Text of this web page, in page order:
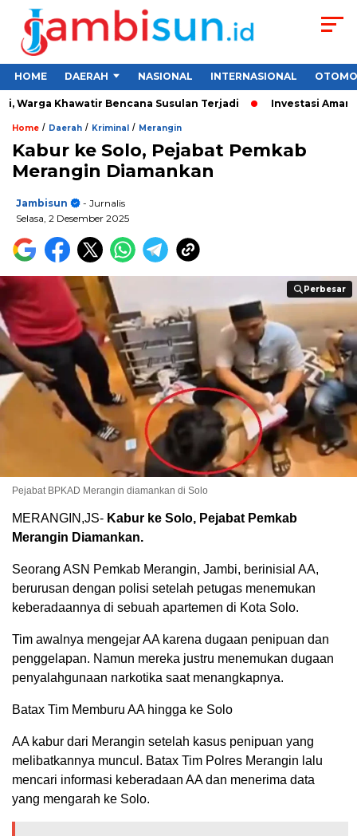
HOME DAERAH NASIONAL INTERNASIONAL
Khawatir Bencana Susulan Terjadi Investasi Aman
Home / Daerah / Kriminal / Merangin
Kabur ke Solo, Pejabat Pemkab
Merangin Diamankan
Jambisun
- Jurnalis
Selasa, 2 Desember 2025
Perbesar
Perbesar
Pejabat BPKAD Merangin diamankan di Solo
MERANGIN,JS- Kabur ke Solo, Pejabat Pemkab
Merangin Diamankan.
Seorang ASN Pemkab Merangin, Jambi, berinisial AA,
berurusan dengan polisi setelah petugas menemukan
keberadaannya di sebuah apartemen di Kota Solo.
Tim awalnya mengejar AA karena dugaan penipuan dan
penggelapan. Namun mereka justru menemukan dugaan
penyalahgunaan narkotika saat menangkapnya.
Batax Tim Memburu AA hingga ke Solo
AA kabur dari Merangin setelah kasus penipuan yang
melibatkannya muncul. Batax Tim Polres Merangin lalu
mencari informasi keberadaan AA dan menerima data
yang mengarah ke Solo.